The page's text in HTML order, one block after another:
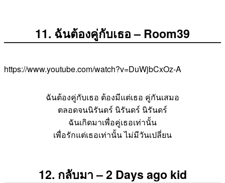
11. ฉันต้องคู่กับเธอ – Room39
https://www.youtube.com/watch?v=DuWjbCxOz-A
ฉันต้องคู่กับเธอ ต้องมีแต่เธอ คู่กันเสมอ
ตลอดจนนิรันดร์ นิรันดร์ นิรันดร์
ฉันเกิดมาเพื่อคู่เธอเท่านั้น
เพื่อรักแต่เธอเท่านั้น ไม่มีวันเปลี่ยน
12. กลับมา – 2 Days ago kid